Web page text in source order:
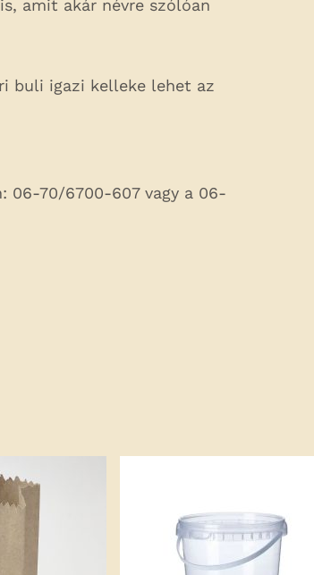
amit akár névre szólóan
buli igazi kelleke lehet az
06-70/6700-607 vagy a 06-